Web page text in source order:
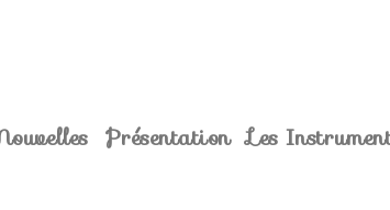
Présentation Les